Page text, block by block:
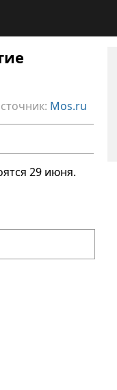
Mos.ru
29 июня.